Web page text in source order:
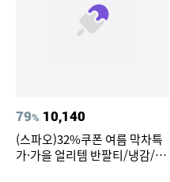
79% 10,140
(스파오)32%쿠폰 여름 막차특
가·가을 얼리템 반팔티/냉감/반